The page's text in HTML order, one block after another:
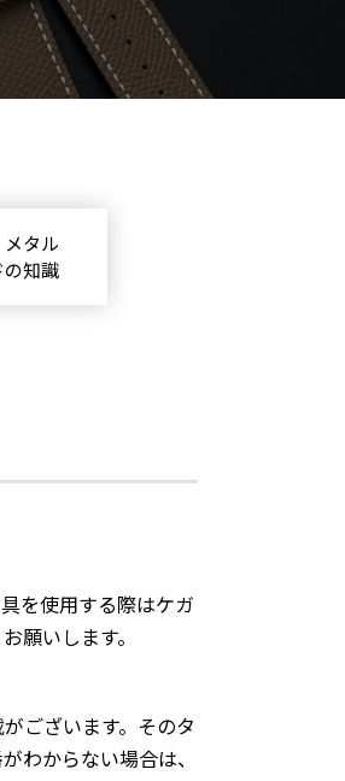
タル
知識
を使用する際はケガ
願いします。
ございます。そのタ
わからない場合は、